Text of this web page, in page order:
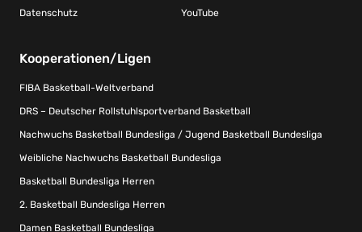
Datenschutz YouTube
Kooperationen/Ligen
FIBA Basketball-Weltverband
DRS – Deutscher Rollstuhlsportverband Basketball
Nachwuchs Basketball Bundesliga / Jugend Basketball Bundesliga
Weibliche Nachwuchs Basketball Bundesliga
Basketball Bundesliga Herren
2. Basketball Bundesliga Herren
Damen Basketball Bundesliga